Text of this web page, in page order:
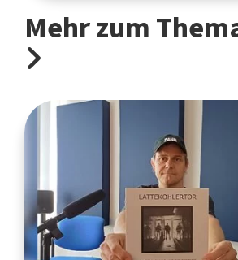
Mehr zum